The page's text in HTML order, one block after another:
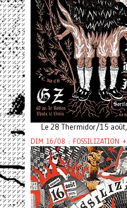
Le 28 Thermidor/15
DIM 16/08 : FOSSILIZATION +